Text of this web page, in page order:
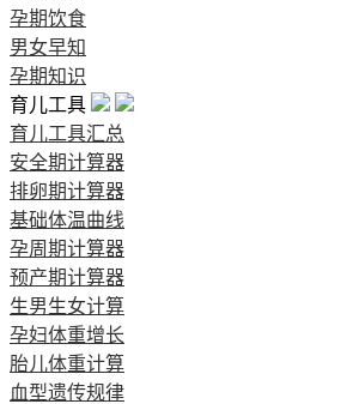
孕期饮食
男女早知
孕期知识
育儿工具
育儿工具汇总
安全期计算器
排卵期计算器
基础体温曲线
孕周期计算器
预产期计算器
生男生女计算
孕妇体重增长
胎儿体重计算
血型遗传规律